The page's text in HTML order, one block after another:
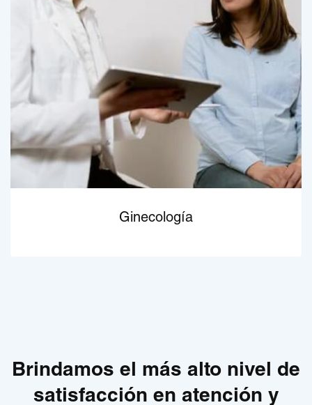
Ginecología
Brindamos el más alto nivel de
satisfacción en atención y